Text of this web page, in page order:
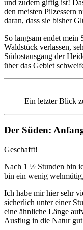
und zudem giftig ist!
den meisten Pilzessern
daran, dass sie bisher
So langsam endet mein
Waldstück verlassen,
Südostausgang der
über das Gebiet
Ein letzter Blick
Der Süden:
Geschafft!
Nach 1 ½ Stunden bin
bin ein wenig
Ich habe mir hier sehr
sicherlich unter einer
eine ähnliche Länge
Ausflug in die Natur gut